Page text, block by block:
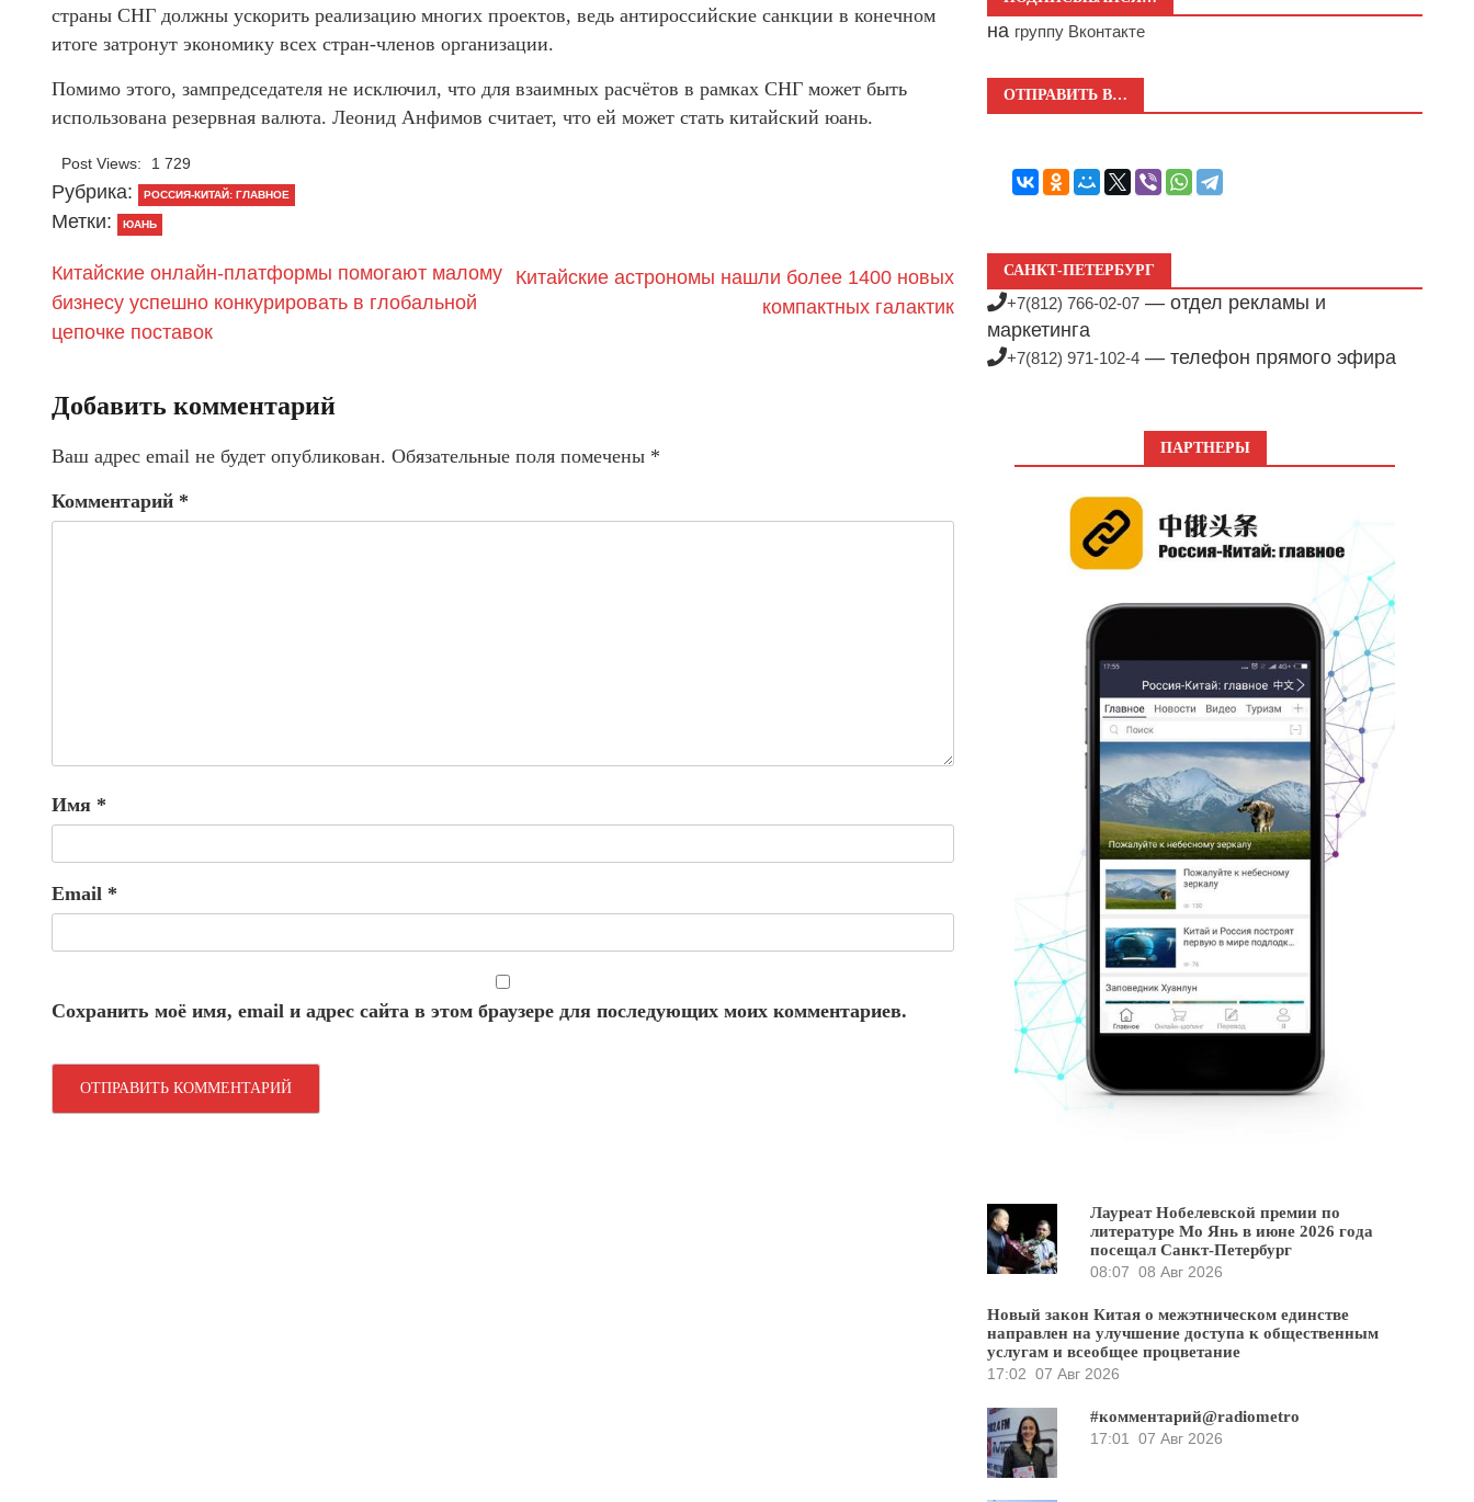
страны СНГ должны ускорить реализацию многих проектов, ведь антироссийские санкции в конечном
итоге затронут экономику всех стран-членов организации.
Помимо этого, зампредседателя не исключил, что для взаимных расчётов в рамках СНГ может быть
использована резервная валюта. Леонид Анфимов считает, что ей может стать китайский юань.
Post Views: 1 729
Рубрика: РОССИЯ-КИТАЙ: ГЛАВНОЕ
Метки: ЮАНЬ
Китайские онлайн-платформы помогают малому
бизнесу успешно конкурировать в глобальной
цепочке поставок
Китайские астрономы нашли более 1400 новых
компактных галактик
Добавить комментарий
Ваш адрес email не будет опубликован. Обязательные поля помечены *
Комментарий *
Имя *
Email *
Сохранить моё имя, email и адрес сайта в этом браузере для последующих моих комментариев.
на группу Вконтакте
ОТПРАВИТЬ В…
САНКТ-ПЕТЕРБУРГ
+7(812) 766-02-07 — отдел рекламы и
маркетинга
+7(812) 971-102-4 — телефон прямого эфира
ПАРТНЕРЫ
Лауреат Нобелевской премии по
литературе Мо Янь в июне 2026 года
посещал Санкт-Петербург
08:07 08 Авг 2026
Новый закон Китая о межэтническом единстве
направлен на улучшение доступа к общественным
услугам и всеобщее процветание
17:02 07 Авг 2026
#комментарий@radiometro
17:01
07 Авг 2026